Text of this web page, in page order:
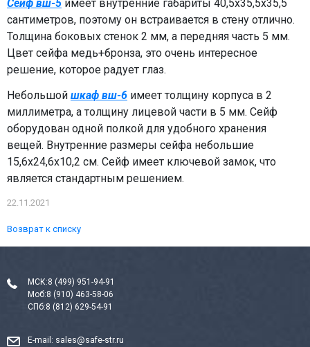
Сейф вш-5 имеет внутренние габариты 40,5x35,5x35,5
сантиметров, поэтому он встраивается в стену отлично.
Толщина боковых стенок 2 мм, а передняя часть 5 мм.
Цвет сейфа медь+бронза, это очень интересное
решение, которое радует глаз.
Небольшой шкаф вш-6 имеет толщину корпуса в 2
миллиметра, а толщину лицевой части в 5 мм. Сейф
оборудован одной полкой для удобного хранения
вещей. Внутренние размеры сейфа небольшие
15,6x24,6x10,2 см. Сейф имеет ключевой замок, что
является стандартным решением.
22.11.2021
Возврат к списку
МСК:8 (499) 951-94-91
Моб:8 (910) 463-58-06
СПб:8 (812) 629-54-91
E-mail: sales@safe-str.ru